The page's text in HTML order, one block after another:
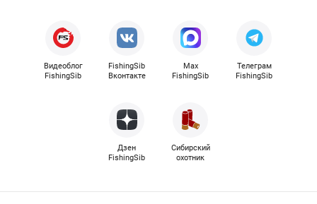
Видеоблог
FishingSib
FishingSib
Вконтакте
Max
FishingSib
Телеграм
FishingSib
Дзен
FishingSib
Сибирский
охотник